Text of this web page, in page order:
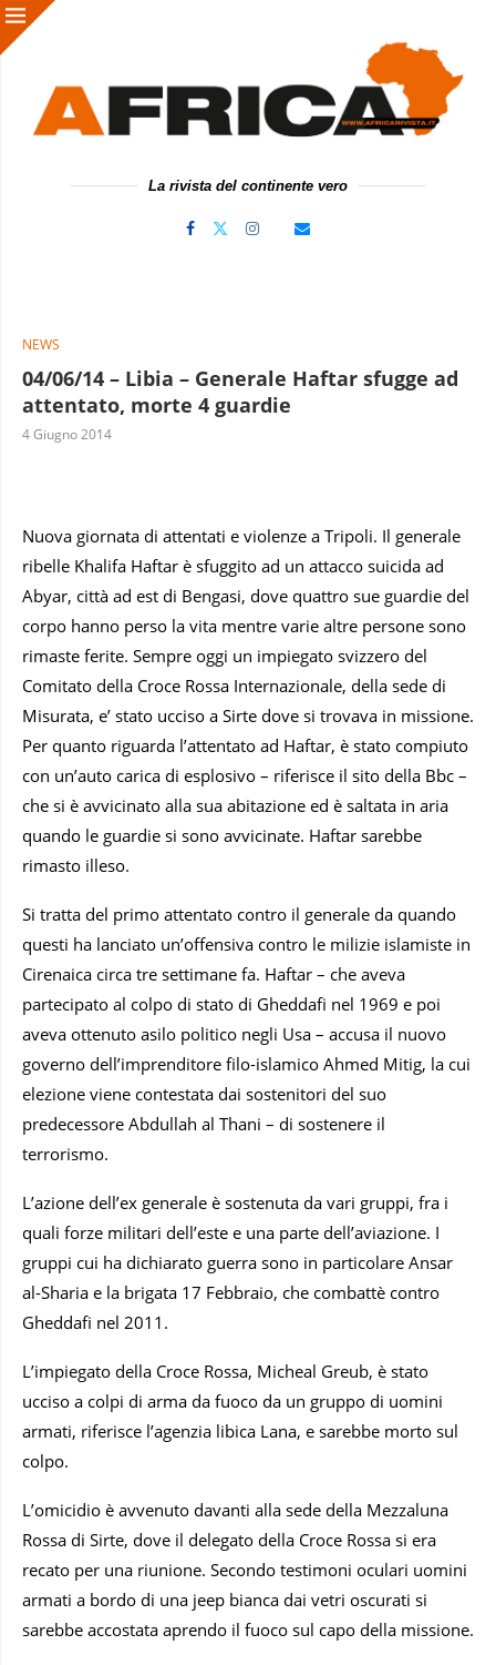
La rivista del continente vero
NEWS
04/06/14 – Libia – Generale Haftar sfugge ad
attentato, morte 4 guardie
4 Giugno 2014
Nuova giornata di attentati e violenze a Tripoli. Il generale
ribelle Khalifa Haftar è sfuggito ad un attacco suicida ad
Abyar, città ad est di Bengasi, dove quattro sue guardie del
corpo hanno perso la vita mentre varie altre persone sono
rimaste ferite. Sempre oggi un impiegato svizzero del
Comitato della Croce Rossa Internazionale, della sede di
Misurata, e’ stato ucciso a Sirte dove si trovava in missione.
Per quanto riguarda l’attentato ad Haftar, è stato compiuto
con un’auto carica di esplosivo – riferisce il sito della Bbc –
che si è avvicinato alla sua abitazione ed è saltata in aria
quando le guardie si sono avvicinate. Haftar sarebbe
rimasto illeso.
Si tratta del primo attentato contro il generale da quando
questi ha lanciato un’offensiva contro le milizie islamiste in
Cirenaica circa tre settimane fa. Haftar – che aveva
partecipato al colpo di stato di Gheddafi nel 1969 e poi
aveva ottenuto asilo politico negli Usa – accusa il nuovo
governo dell’imprenditore filo-islamico Ahmed Mitig, la cui
elezione viene contestata dai sostenitori del suo
predecessore Abdullah al Thani – di sostenere il
terrorismo.
L’azione dell’ex generale è sostenuta da vari gruppi, fra i
quali forze militari dell’este e una parte dell’aviazione. I
gruppi cui ha dichiarato guerra sono in particolare Ansar
al-Sharia e la brigata 17 Febbraio, che combattè contro
Gheddafi nel 2011.
L’impiegato della Croce Rossa, Micheal Greub, è stato
ucciso a colpi di arma da fuoco da un gruppo di uomini
armati, riferisce l’agenzia libica Lana, e sarebbe morto sul
colpo.
L’omicidio è avvenuto davanti alla sede della Mezzaluna
Rossa di Sirte, dove il delegato della Croce Rossa si era
recato per una riunione. Secondo testimoni oculari uomini
armati a bordo di una jeep bianca dai vetri oscurati si
sarebbe accostata aprendo il fuoco sul capo della missione.